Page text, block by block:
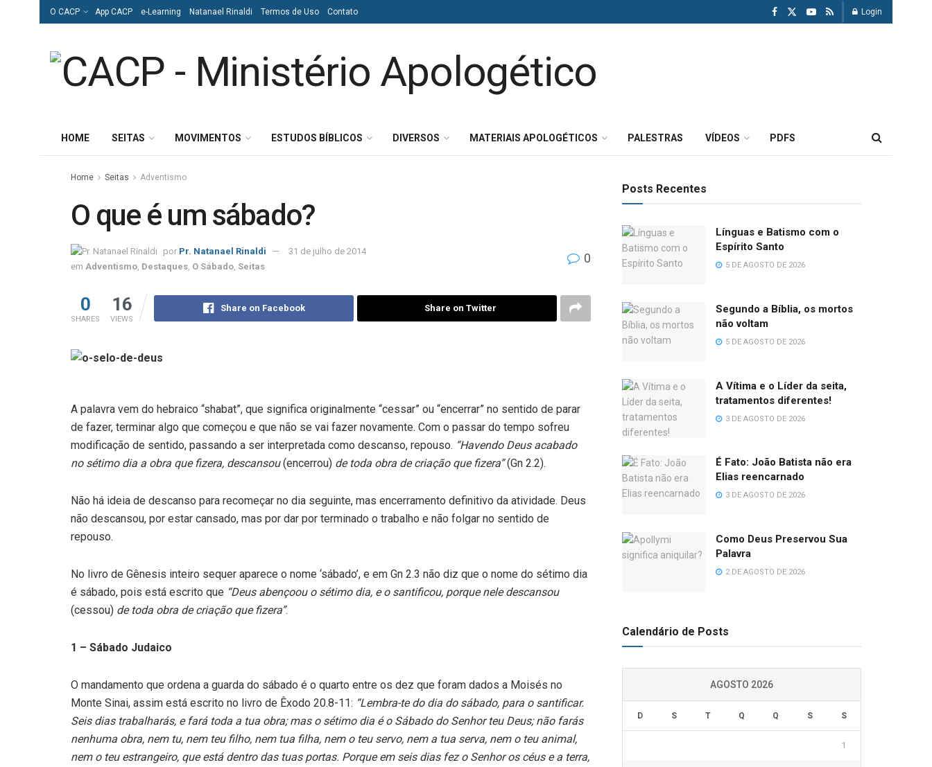
O CACP App CACP e-Learning Natanael Rinaldi Termos de Uso Contato Login
HOME SEITAS MOVIMENTOS ESTUDOS BÍBLICOS DIVERSOS MATERIAIS APOLOGÉTICOS PALESTRAS VÍDEOS PDFS
Home Seitas Adventismo
O que é um sábado?
por Pr. Natanael Rinaldi
31 de julho de 2014
em Adventismo, Destaques, O Sábado, Seitas
0
0
SHARES
16
VIEWS
Share on Facebook Share on Twitter
A palavra vem do hebraico “shabat”, que significa originalmente “cessar” ou “encerrar” no sentido de parar
de fazer, terminar algo que começou e que não se vai fazer novamente. Com o passar do tempo sofreu
modificação de sentido, passando a ser interpretada como descanso, repouso. “Havendo Deus acabado
no sétimo dia a obra que fizera, descansou(encerrou) de toda obra de criação que fizera”(Gn 2.2).
Não há ideia de descanso para recomeçar no dia seguinte, mas encerramento definitivo da atividade. Deus
não descansou, por estar cansado, mas por dar por terminado o trabalho e não folgar no sentido de
repouso.
No livro de Gênesis inteiro sequer aparece o nome ‘sábado’, e em Gn 2.3 não diz que o nome do sétimo dia
é sábado, pois está escrito que “Deus abençoou o sétimo dia, e o santificou, porque nele descansou
(cessou) de toda obra de criação que fizera”.
1 – Sábado Judaico
O mandamento que ordena a guarda do sábado é o quarto entre os dez que foram dados a Moisés no
Monte Sinai, assim está escrito no livro de Êxodo 20.8-11: “Lembra-te do dia do sábado, para o santificar.
Seis dias trabalharás, e fará toda a tua obra; mas o sétimo dia é o Sábado do Senhor teu Deus; não farás
nenhuma obra, nem tu, nem teu filho, nem tua filha, nem o teu servo, nem a tua serva, nem o teu animal,
nem o teu estrangeiro, que está dentro das tuas portas. Porque em seis dias fez o Senhor os céus e a terra,
Posts Recentes
Línguas e Batismo com o
Espírito Santo
5 DE AGOSTO DE 2026
Segundo a Bíblia, os mortos
não voltam
5 DE AGOSTO DE 2026
A Vítima e o Líder da seita,
tratamentos diferentes!
3 DE AGOSTO DE 2026
É Fato: João Batista não era
Elias reencarnado
3 DE AGOSTO DE 2026
Como Deus Preservou Sua
Palavra
2 DE AGOSTO DE 2026
Calendário de Posts
AGOSTO 2026
D S T Q Q S S
1